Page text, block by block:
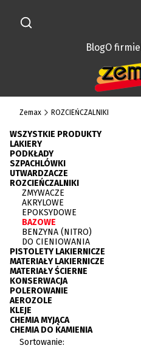
Otwórz wyszukiwarkę
Szukaj
BlogO firmie
Zemax ROZCIEŃCZALNIKI
WSZYSTKIE PRODUKTY
LAKIERY
PODKŁADY
SZPACHLÓWKI
UTWARDZACZE
ROZCIEŃCZALNIKI
ZMYWACZE
AKRYLOWE
EPOKSYDOWE
BAZOWE
BENZYNA (NITRO)
DO CIENIOWANIA
PISTOLETY LAKIERNICZE
MATERIAŁY LAKIERNICZE
MATERIAŁY ŚCIERNE
KONSERWACJA
POLEROWANIE
AEROZOLE
KLEJE
CHEMIA MYJĄCA
CHEMIA DO KAMIENIA
Koniec menu
Lista produktów
Sortowanie: